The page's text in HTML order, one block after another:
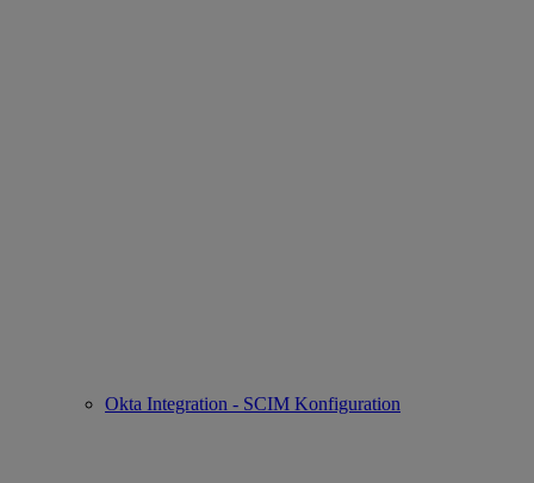
Okta Integration - SCIM Konfiguration